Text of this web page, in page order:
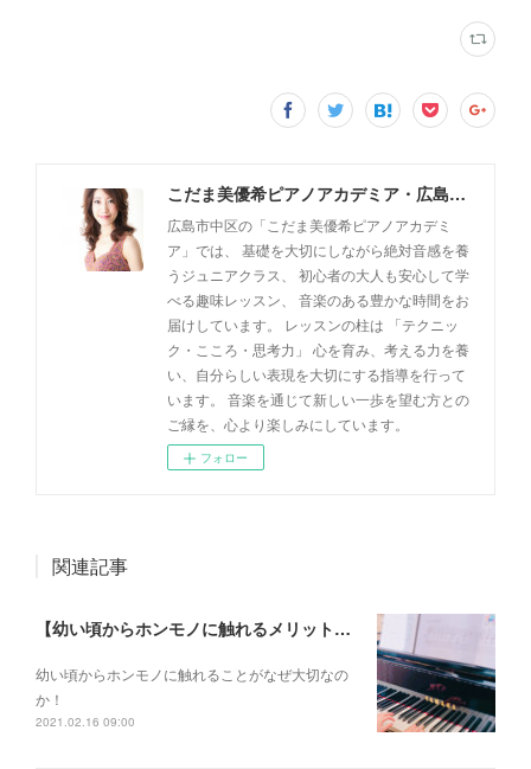
こだま美優希ピアノアカデミア・広島市中区
広島市中区の「こだま美優希ピアノアカデミ
ア」では、 基礎を大切にしながら絶対音感を養
うジュニアクラス、 初心者の大人も安心して学
べる趣味レッスン、 音楽のある豊かな時間をお
届けしています。 レッスンの柱は 「テクニッ
ク・こころ・思考力」 心を育み、考える力を養
い、自分らしい表現を大切にする指導を行って
います。 音楽を通じて新しい一歩を望む方との
ご縁を、心より楽しみにしています。
フォロー
関連記事
【幼い頃からホンモノに触れるメリットとは？】
幼い頃からホンモノに 触れることがなぜ大切なの
か！
2021.02.16 09:00